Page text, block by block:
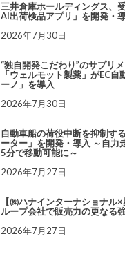
三井倉庫ホールディングス、
AI出荷検品アプリ」を開発・
2026年7月30日
“独自開発こだわり”のサプリ
「ウェルモット製薬」がEC
ーノ」を導入
2026年7月30日
自動車船の荷役中断を抑制す
ーター」を開発・導入 ～自力
5分で移動可能に～
2026年7月27日
【㈱ハナインターナショナル
ループ会社で販売力の更なる
2026年7月27日